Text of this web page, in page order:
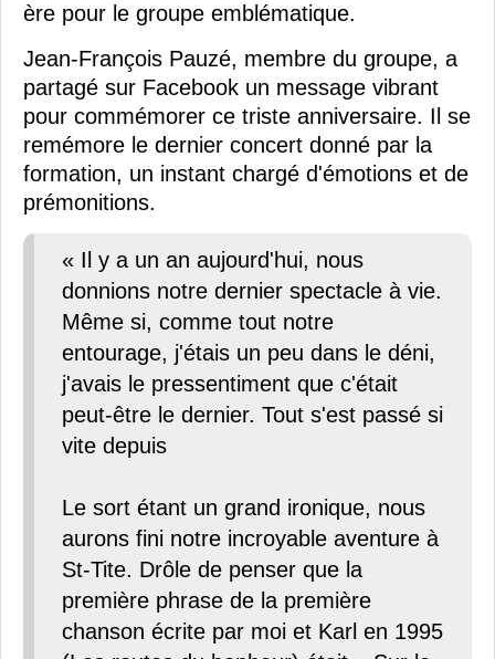
ère pour le groupe emblématique.
Jean-François Pauzé, membre du groupe, a
partagé sur Facebook un message vibrant
pour commémorer ce triste anniversaire. Il se
remémore le dernier concert donné par la
formation, un instant chargé d'émotions et de
prémonitions.
« Il y a un an aujourd'hui, nous
donnions notre dernier spectacle à vie.
Même si, comme tout notre
entourage, j'étais un peu dans le déni,
j'avais le pressentiment que c'était
peut-être le dernier. Tout s'est passé si
vite depuis
Le sort étant un grand ironique, nous
aurons fini notre incroyable aventure à
St-Tite. Drôle de penser que la
première phrase de la première
chanson écrite par moi et Karl en 1995